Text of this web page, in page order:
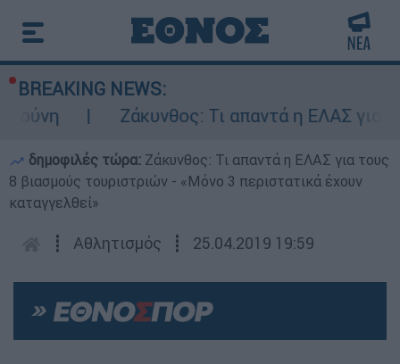
BREAKING NEWS:
Ζάκυνθος: Τι απαντά η ΕΛΑΣ για
δημοφιλές τώρα: Ζάκυνθος: Τι απαντά η ΕΛΑΣ για τους
8 βιασμούς τουριστριών - «Μόνο 3 περιστατικά έχουν
καταγγελθεί»
┋ Αθλητισμός ┋ 25.04.2019 19:59